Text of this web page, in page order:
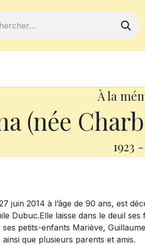
À la
(née
1923 -
juin 2014 à l’âge de 90 ans, est
Dubuc.Elle laisse dans le deuil
petits-enfants Mariève,
ainsi que plusieurs parents et amis.